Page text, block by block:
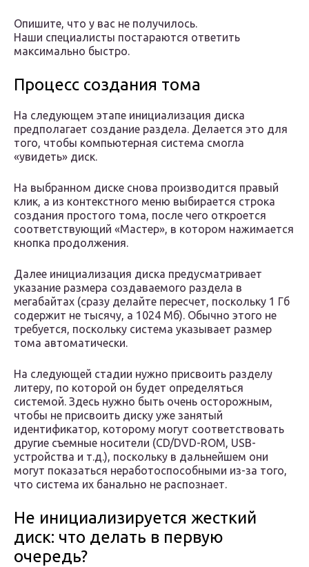
Опишите, что у вас не получилось.
Наши специалисты постараются ответить
максимально быстро.
Процесс создания тома
На следующем этапе инициализация диска
предполагает создание раздела. Делается это для
того, чтобы компьютерная система смогла
«увидеть» диск.
На выбранном диске снова производится правый
клик, а из контекстного меню выбирается строка
создания простого тома, после чего откроется
соответствующий «Мастер», в котором нажимается
кнопка продолжения.
Далее инициализация диска предусматривает
указание размера создаваемого раздела в
мегабайтах (сразу делайте пересчет, поскольку 1 Гб
содержит не тысячу, а 1024 Мб). Обычно этого не
требуется, поскольку система указывает размер
тома автоматически.
На следующей стадии нужно присвоить разделу
литеру, по которой он будет определяться
системой. Здесь нужно быть очень осторожным,
чтобы не присвоить диску уже занятый
идентификатор, которому могут соответствовать
другие съемные носители (CD/DVD-ROM, USB-
устройства и т.д.), поскольку в дальнейшем они
могут показаться неработоспособными из-за того,
что система их банально не распознает.
Не инициализируется жесткий
диск: что делать в первую
очередь?